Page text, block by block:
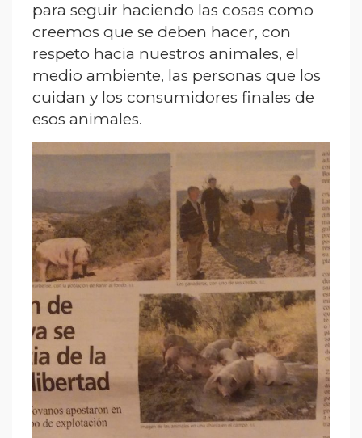
para seguir haciendo las cosas como
creemos que se deben hacer, con
respeto hacia nuestros animales, el
medio ambiente, las personas que los
cuidan y los consumidores finales de
esos animales.